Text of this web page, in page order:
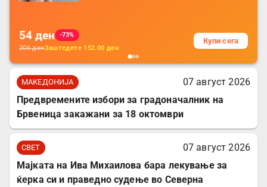
54 ден
-73%
206денЗаштедете 152.00 ден
Купи сега
МАКЕДОНИЈА
07 август 2026
Предвремените избори за градоначалник на
Брвеница закажани за 18 октомври
СВЕТ
07 август 2026
Мајката на Ива Михаилова бара лекување за
ќерка си и праведно судење во Северна